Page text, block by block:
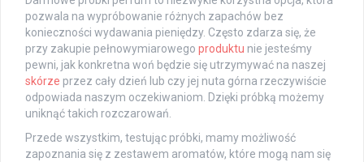
pozwala na wypróbowanie różnych zapachów bez
konieczności wydawania pieniędzy. Często zdarza się, że
przy zakupie pełnowymiarowego produktu nie jesteśmy
pewni, jak konkretna woń będzie się utrzymywać na naszej
skórze przez cały dzień lub czy jej nuta górna rzeczywiście
odpowiada naszym oczekiwaniom. Dzięki próbką możemy
uniknąć takich rozczarowań.
Przede wszystkim, testując próbki, mamy możliwość
zapoznania się z zestawem aromatów, które mogą nam się